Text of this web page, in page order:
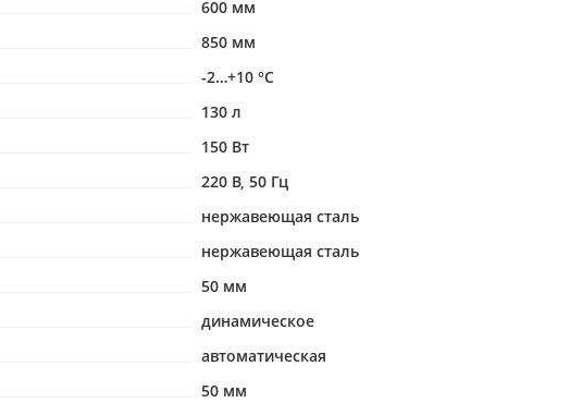
600 мм
850 мм
-2…+10 °С
130 л
150 Вт
220 В, 50 Гц
нержавеющая сталь
нержавеющая сталь
50 мм
динамическое
автоматическая
50 мм